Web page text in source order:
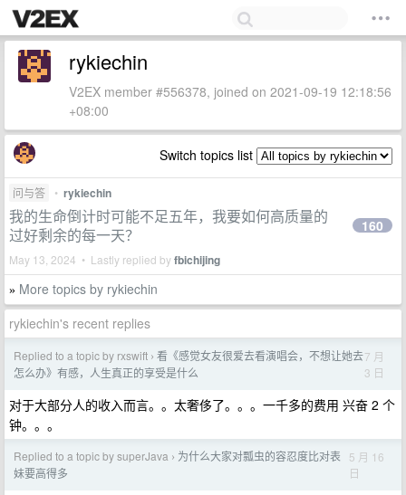
rykiechin
V2EX member #556378, joined on 2021-09-19 12:18:56
+08:00
Switch topics list
问与答 • rykiechin
我的生命倒计时可能不足五年，我要如何高质量的
过好剩余的每一天？
May 13, 2024 • Lastly replied byfbichijing
160
» More topics by rykiechin
rykiechin's recent replies
Replied to a topic by rxswift › 看《感觉女友很爱去看演唱会，不想让她去
怎么办》有感，人生真正的享受是什么
7 月
3 日
对于大部分人的收入而言。。太奢侈了。。。一千多的费用 兴奋 2 个
钟。。。
Replied to a topic by superJava › 为什么大家对瓢虫的容忍度比对表
妹要高得多
5 月 16
日